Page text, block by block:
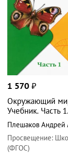
1 570 ₽
Окружающий
Учебник. Часть
Плешаков Андрей
Просвещение:
(ФГОС)